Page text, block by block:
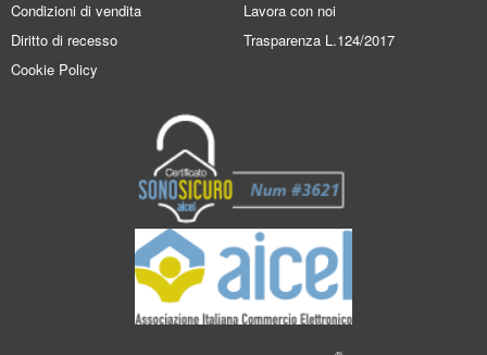
Condizioni di vendita
Diritto di recesso
Cookie Policy
Lavora con noi
Trasparenza L.124/2017